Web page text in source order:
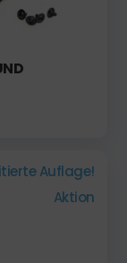
Auflage!
Aktion